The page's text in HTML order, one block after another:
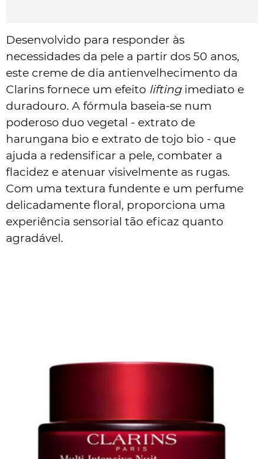
Desenvolvido para responder às
necessidades da pele a partir dos 50 anos,
este creme de dia antienvelhecimento da
Clarins fornece um efeito lifting imediato e
duradouro. A fórmula baseia-se num
poderoso duo vegetal - extrato de
harungana bio e extrato de tojo bio - que
ajuda a redensificar a pele, combater a
flacidez e atenuar visivelmente as rugas.
Com uma textura fundente e um perfume
delicadamente floral, proporciona uma
experiência sensorial tão eficaz quanto
agradável.